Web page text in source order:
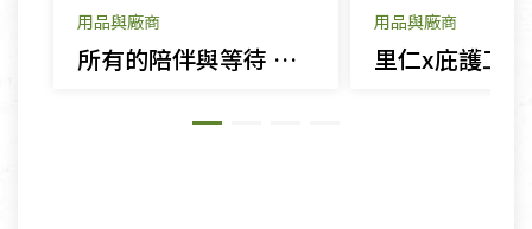
用品與廠商
所有的陪伴與等待 都是為了孕育孩子成為珍珠
用品與廠商